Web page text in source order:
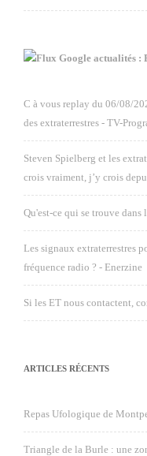
Google actualités :
C à vous replay du 06/08/
des extraterrestres - TV-
Steven Spielberg et les
crois vraiment, j’y crois
Qu'est-ce qui se trouve
Les signaux extraterrestres
fréquence radio ? - Enerzine
Si les ET nous contactent,
ARTICLES RÉCENTS
Repas Ufologique de
Triangle de la Burle : une